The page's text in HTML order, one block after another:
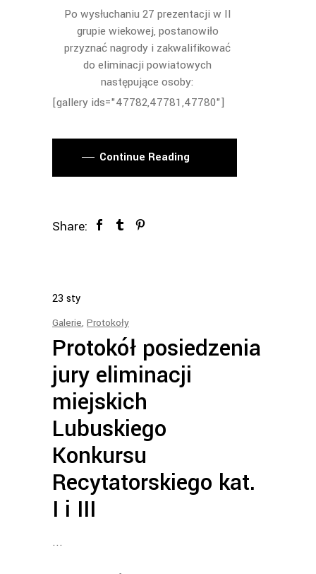
Po wysłuchaniu 27 prezentacji w II
grupie wiekowej, postanowiło
przyznać nagrody i zakwalifikować
do eliminacji powiatowych
następujące osoby:
[gallery ids="47782,47781,47780"]
Continue Reading
Share:
23 sty
Galerie, Protokoły
Protokół posiedzenia
jury eliminacji
miejskich
Lubuskiego
Konkursu
Recytatorskiego kat.
I i III